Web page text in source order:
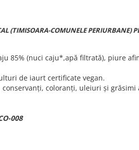
(TIMISOARA-COMUNELE PERIURBANE)
85% (nuci caju*,apă filtrată), piure
de iaurt certificate vegan.
conservanți, coloranți, uleiuri și grăsimi
008